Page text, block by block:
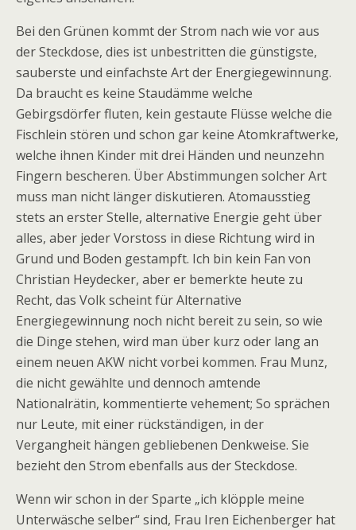
Bei den Grünen kommt der Strom nach wie vor aus
der Steckdose, dies ist unbestritten die günstigste,
sauberste und einfachste Art der Energiegewinnung.
Da braucht es keine Staudämme welche
Gebirgsdörfer fluten, kein gestaute Flüsse welche die
Fischlein stören und schon gar keine Atomkraftwerke,
welche ihnen Kinder mit drei Händen und neunzehn
Fingern bescheren. Über Abstimmungen solcher Art
muss man nicht länger diskutieren. Atomausstieg
stets an erster Stelle, alternative Energie geht über
alles, aber jeder Vorstoss in diese Richtung wird in
Grund und Boden gestampft. Ich bin kein Fan von
Christian Heydecker, aber er bemerkte heute zu
Recht, das Volk scheint für Alternative
Energiegewinnung noch nicht bereit zu sein, so wie
die Dinge stehen, wird man über kurz oder lang an
einem neuen AKW nicht vorbei kommen. Frau Munz,
die nicht gewählte und dennoch amtende
Nationalrätin, kommentierte vehement; So sprächen
nur Leute, mit einer rückständigen, in der
Vergangheit hängen gebliebenen Denkweise. Sie
bezieht den Strom ebenfalls aus der Steckdose.
Wenn wir schon in der Sparte „ich klöpple meine
Unterwäsche selber“ sind, Frau Iren Eichenberger hat